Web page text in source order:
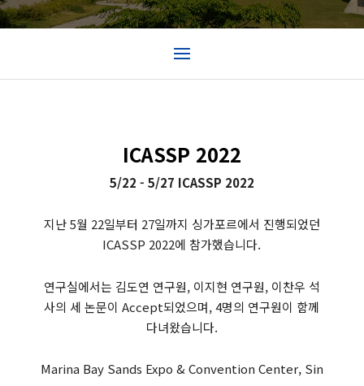
ICASSP 2022
5/22 - 5/27 ICASSP 2022
지난 5월 22일부터 27일까지 싱가포르에서 진행되었던
ICASSP 2022에 참가했습니다.
연구실에서는 김도연 연구원, 이지현 연구원, 이찬우 석
사의 세 논문이 Accept되었으며, 4명의 연구원이 함께
다녀왔습니다.
Marina Bay Sands Expo & Convention Center, Sin